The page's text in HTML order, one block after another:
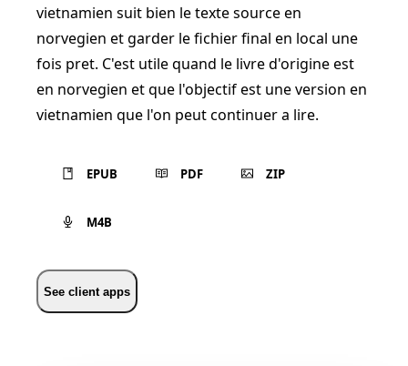
vietnamien suit bien le texte source en
norvegien et garder le fichier final en local une
fois pret. C'est utile quand le livre d'origine est
en norvegien et que l'objectif est une version en
vietnamien que l'on peut continuer a lire.
EPUB PDF ZIP
M4B
See client apps